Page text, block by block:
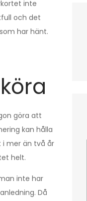
inte
och det
har hänt.
göra att
kan hålla
i mer än två år
helt.
inte har
Då